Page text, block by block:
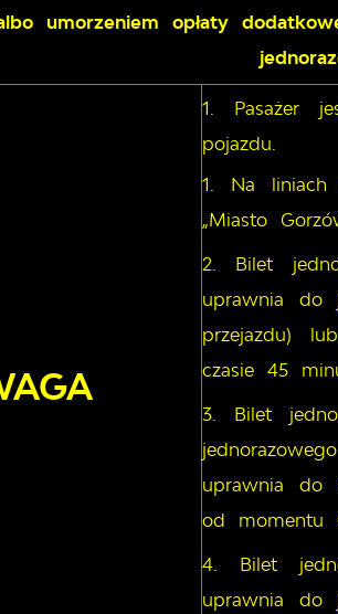
umorzeniem opłaty
Pasażer
pojazdu.
Na liniach
„Miasto
Bilet
uprawnia do
przejazdu)
czasie 45
Bilet
uprawnia do
od momentu
Bilet
uprawnia do